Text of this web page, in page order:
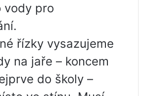
vody pro
řízky vysazujeme
na jaře – koncem
do školy –